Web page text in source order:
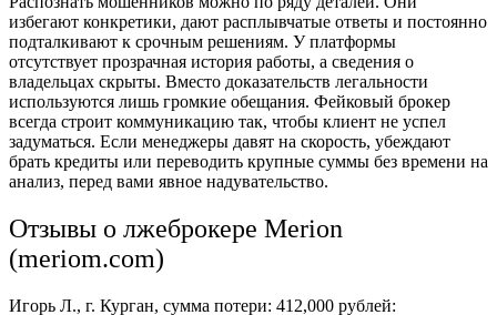
избегают конкретики, дают расплывчатые ответы и постоянно
подталкивают к срочным решениям. У платформы
отсутствует прозрачная история работы, а сведения о
владельцах скрыты. Вместо доказательств легальности
используются лишь громкие обещания. Фейковый брокер
всегда строит коммуникацию так, чтобы клиент не успел
задуматься. Если менеджеры давят на скорость, убеждают
брать кредиты или переводить крупные суммы без времени на
анализ, перед вами явное надувательство.
Отзывы о лжеброкере Merion
(meriom.com)
Игорь Л., г. Курган, сумма потери: 412,000 рублей: